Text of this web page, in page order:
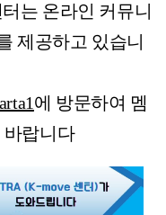
는 온라인 커뮤니
제공하고 있습니
에 방문하여 멤
바랍니다